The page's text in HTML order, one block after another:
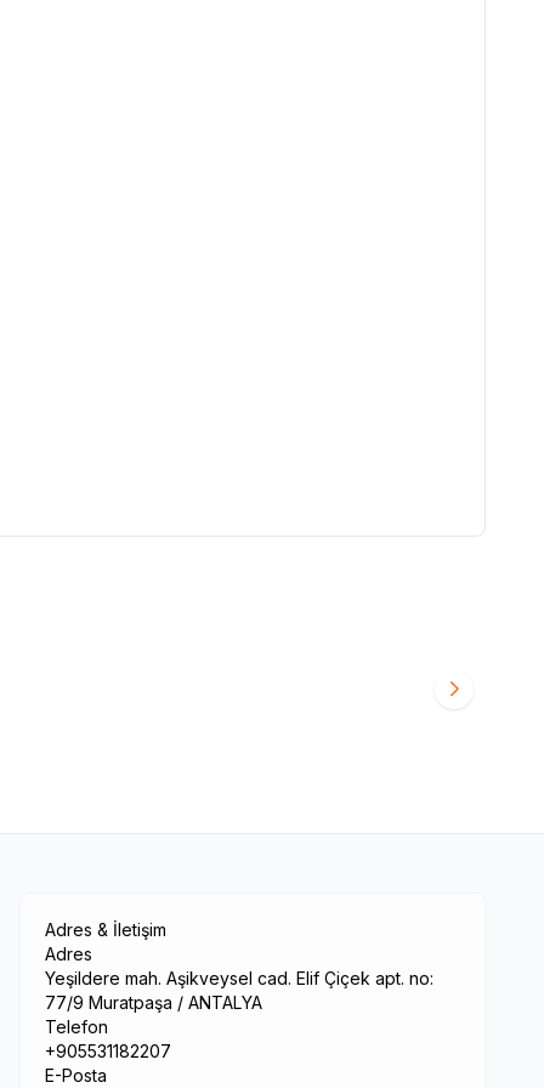
Adres & İletişim
Adres
Yeşildere mah. Aşikveysel cad. Elif Çiçek apt. no:
77/9 Muratpaşa / ANTALYA
Telefon
+905531182207
E-Posta